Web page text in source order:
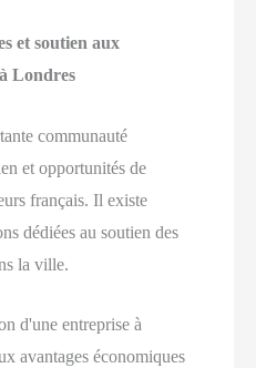
et soutien aux
Londres
communauté
et opportunités de
français. Il existe
dédiées au soutien des
la ville.
d'une entreprise à
avantages économiques